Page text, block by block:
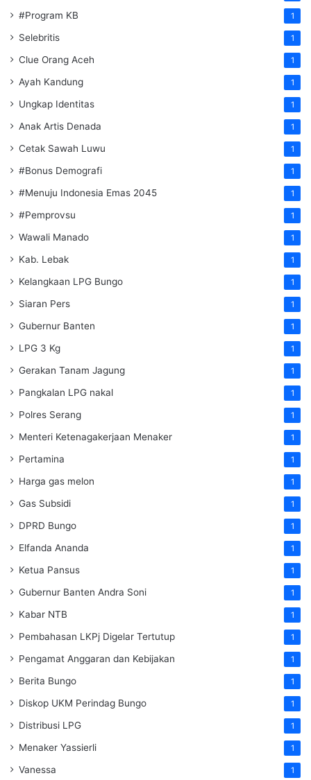
#Program KB 1
Selebritis 1
Clue Orang Aceh 1
Ayah Kandung 1
Ungkap Identitas 1
Anak Artis Denada 1
Cetak Sawah Luwu 1
#Bonus Demografi 1
#Menuju Indonesia Emas 2045 1
#Pemprovsu 1
Wawali Manado 1
Kab. Lebak 1
Kelangkaan LPG Bungo 1
Siaran Pers 1
Gubernur Banten 1
LPG 3 Kg 1
Gerakan Tanam Jagung 1
Pangkalan LPG nakal 1
Polres Serang 1
Menteri Ketenagakerjaan Menaker 1
Pertamina 1
Harga gas melon 1
Gas Subsidi 1
DPRD Bungo 1
Elfanda Ananda 1
Ketua Pansus 1
Gubernur Banten Andra Soni 1
Kabar NTB 1
Pembahasan LKPj Digelar Tertutup 1
Pengamat Anggaran dan Kebijakan 1
Berita Bungo 1
Diskop UKM Perindag Bungo 1
Distribusi LPG 1
Menaker Yassierli 1
Vanessa 1